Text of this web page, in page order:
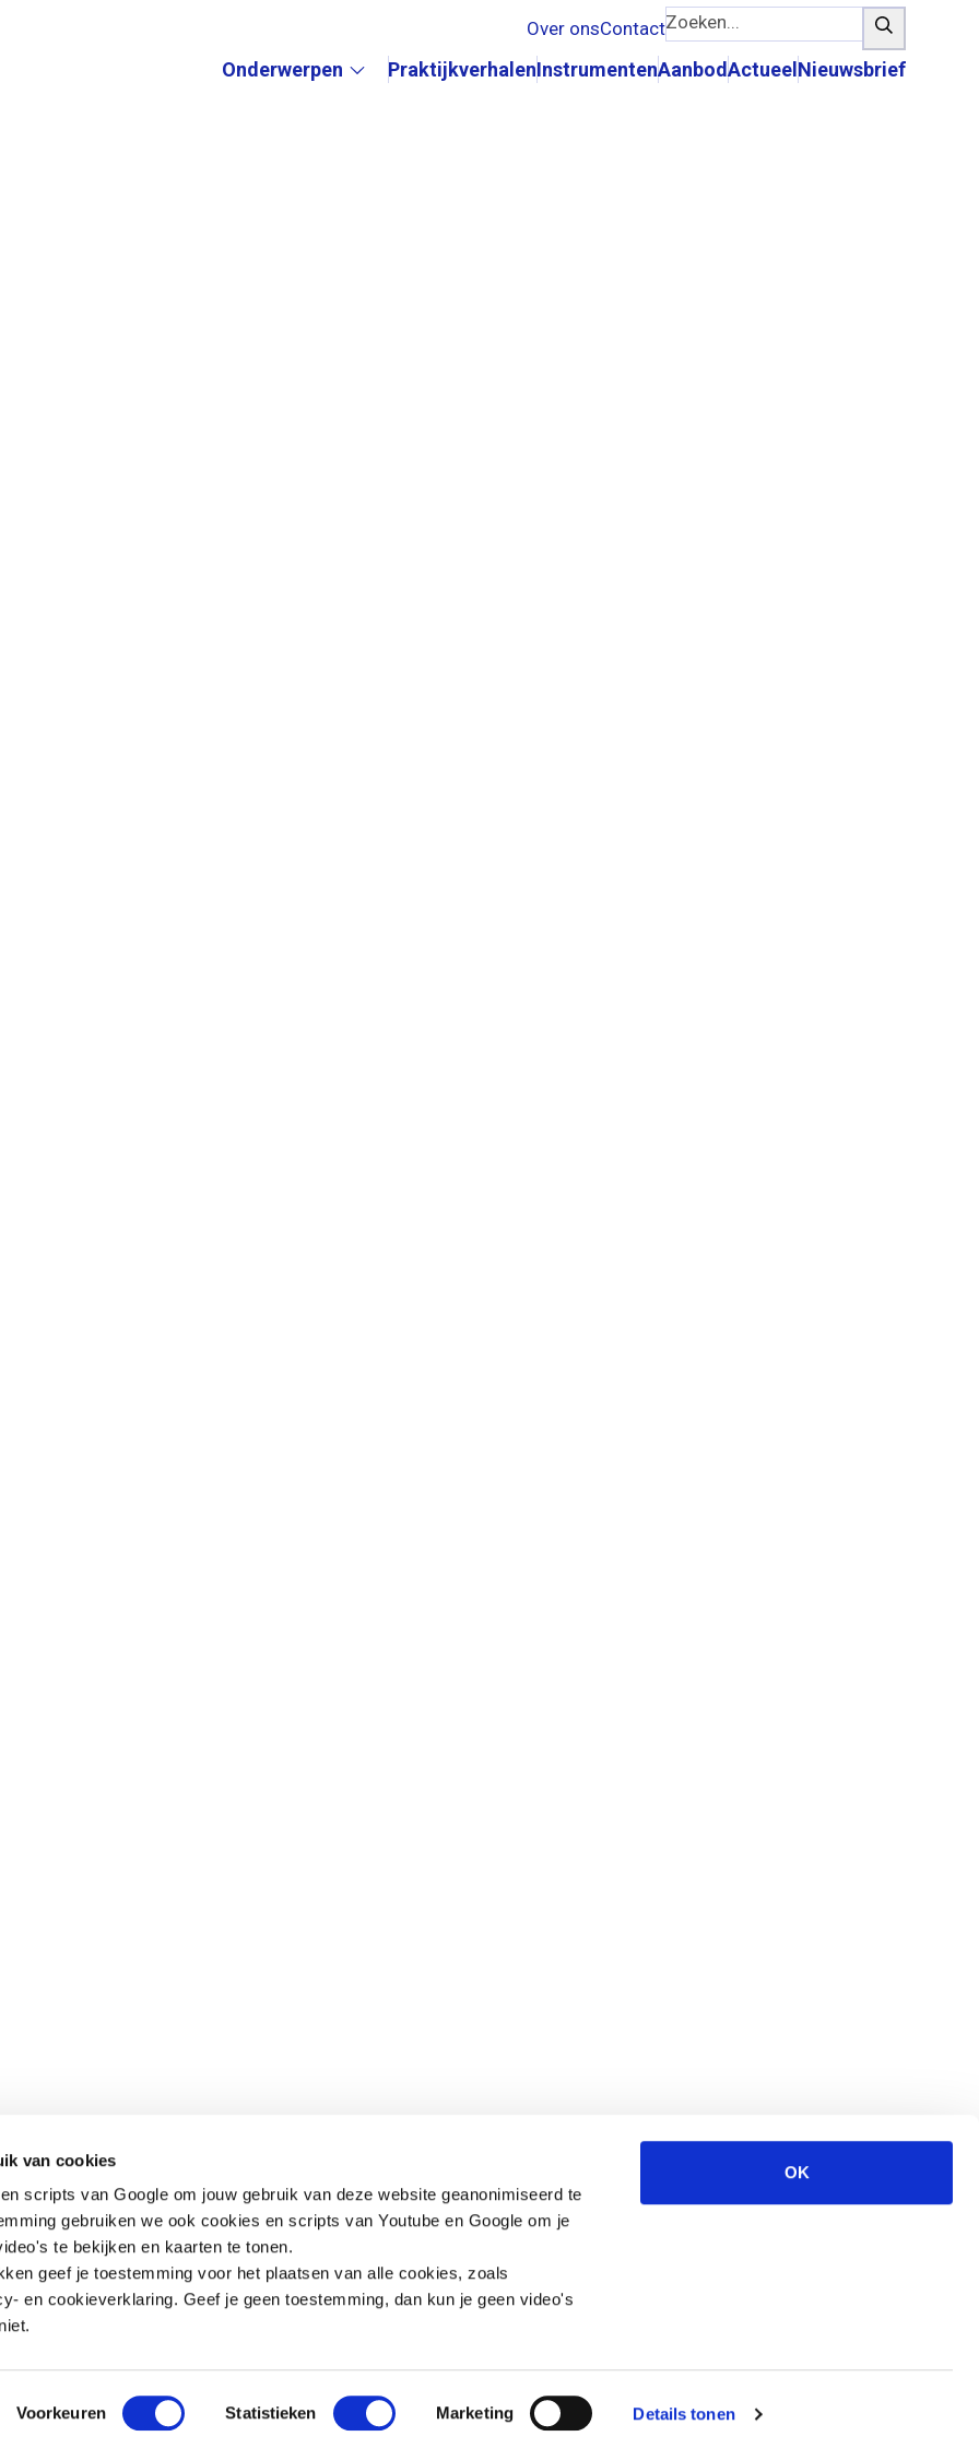
van cookies
scripts van Google om jouw gebruik van deze website geanonimiseerd te
gebruiken we ook cookies en scripts van Youtube en Google om je
te bekijken en kaarten te tonen.
geef je toestemming voor het plaatsen van alle cookies, zoals
en cookieverklaring. Geef je geen toestemming, dan kun je geen video's
Voorkeuren Statistieken Marketing Details tonen
OK
Onderwerpen PraktijkverhalenInstrumentenAanbodActueel Nieuwsbrief
Over onsContactZoeken... Zoeken
Open de contactpopup
Open de contactpopup
Churchilllaan 11
3527 GV Utrecht
jeugd@hetccv.nl
06 - 103 20 372
Praktijkverhalen
Documenten
Wegwijzer Jeugd en Veiligheid is een website